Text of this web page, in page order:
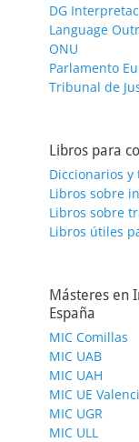
DG
Language
ONU
Parlamento
Tribunal de
Libros para
Diccionarios
Libros sobre
Libros sobre
Libros útiles
Másteres en
España
MIC Comillas
MIC UAB
MIC UAH
MIC UE
MIC UGR
MIC ULL